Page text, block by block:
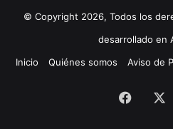
© Copyright 2026, Todos los
desarrollado en
Inicio
Quiénes somos Aviso de